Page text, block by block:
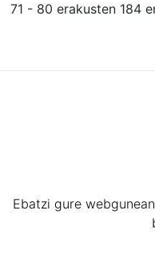
71 - 80 erakusten 184
Ebatzi gure